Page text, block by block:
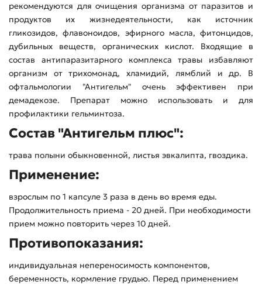
рекомендуются для очищения организма от паразитов и
продуктов их жизнедеятельности, как источник
гликозидов, флавоноидов, эфирного масла, фитонцидов,
дубильных веществ, органических кислот. Входящие в
состав антипаразитарного комплекса травы избавляют
организм от трихомонад, хламидий, лямблий и др. В
офтальмологии "Антигельм" очень эффективен при
демадекозе. Препарат можно использовать и для
профилактики гельминтоза.
Состав "Антигельм плюс":
трава полыни обыкновенной, листья эвкалипта, гвоздика.
Применение:
взрослым по 1 капсуле 3 раза в день во время еды.
Продолжительность приема - 20 дней. При необходимости
прием можно повторить через 10 дней.
Противопоказания:
индивидуальная непереносимость компонентов,
беременность, кормление грудью. Перед применением